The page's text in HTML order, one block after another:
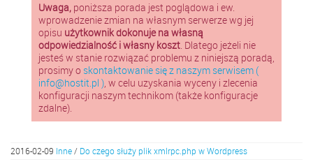
Uwaga, poniższa porada jest poglądowa i ew.
wprowadzenie zmian na własnym serwerze wg jej
opisu użytkownik dokonuje na własną
odpowiedzialność i własny koszt. Dlatego jeżeli nie
jesteś w stanie rozwiązać problemu z niniejszą poradą,
prosimy o skontaktowanie się z naszym serwisem (
info@hostit.pl ), w celu uzyskania wyceny i zlecenia
konfiguracji naszym technikom (także konfiguracje
zdalne).
2016-02-09 Inne/ Do czego służy plik xmlrpc.php w Wordpress